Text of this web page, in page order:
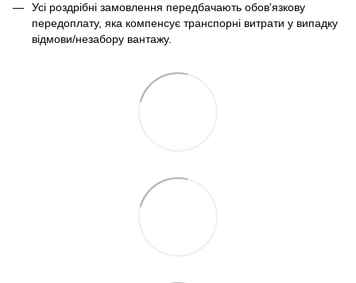
Усі роздрібні замовлення передбачають обов'язкову
передоплату, яка компенсує транспорні витрати у випадку
відмови/незабору вантажу.